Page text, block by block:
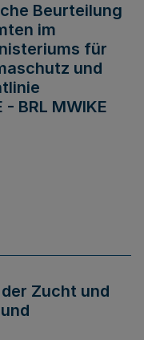
Beurteilung
im
für
und
BRL MWIKE
Zucht und